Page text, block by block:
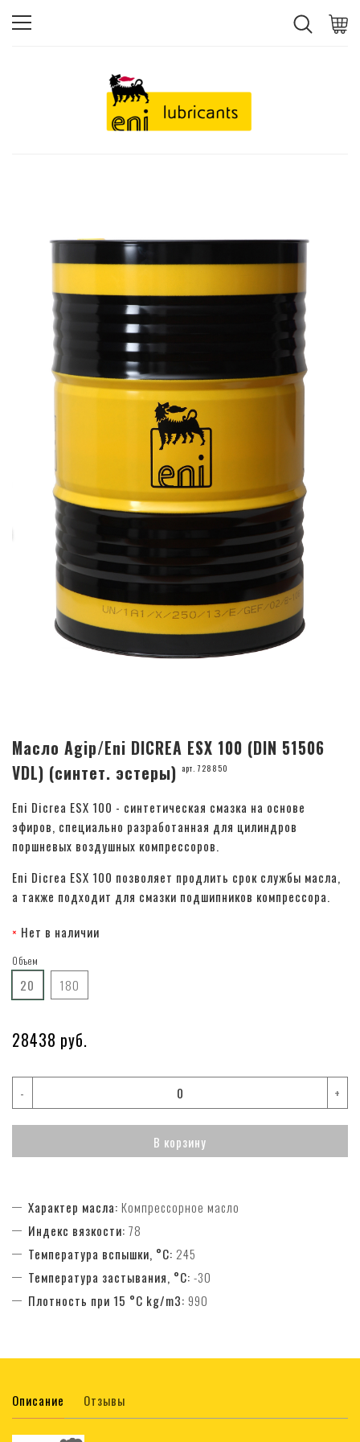
Масло Agip/Eni DICREA ESX 100 (DIN 51506
VDL) (синтет. эстеры) арт. 728850
Eni Dicrea ESX 100 - синтетическая смазка на основе
эфиров, специально разработанная для цилиндров
поршневых воздушных компрессоров.
Eni Dicrea ESX 100 позволяет продлить срок службы масла,
а также подходит для смазки подшипников компрессора.
Нет в наличии
Объем
20 180
28438 руб.
- +
В корзину
Характер масла: Компрессорное масло
Индекс вязкости: 78
Температура вспышки, °C: 245
Температура застывания, °C: -30
Плотность при 15 °C kg/m3: 990
Описание Отзывы